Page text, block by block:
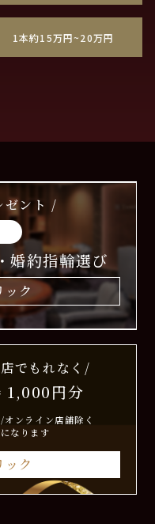
1本約15万円~20万円
ゼント /
婚約指輪選び
ック
でもれなく/
1,000円分
ンライン店舗除く
なります
ック